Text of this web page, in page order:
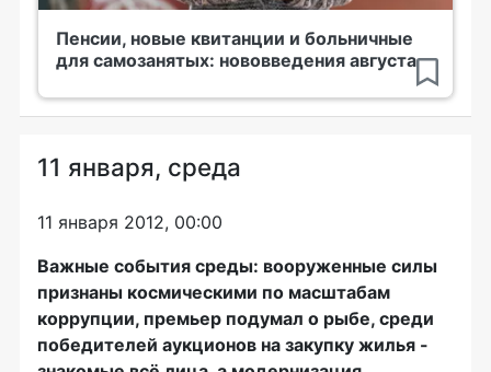
Пенсии, новые квитанции и больничные
для самозанятых: нововведения августа
11 января, среда
11 января 2012, 00:00
Важные события среды: вооруженные силы
признаны космическими по масштабам
коррупции, премьер подумал о рыбе, среди
победителей аукционов на закупку жилья -